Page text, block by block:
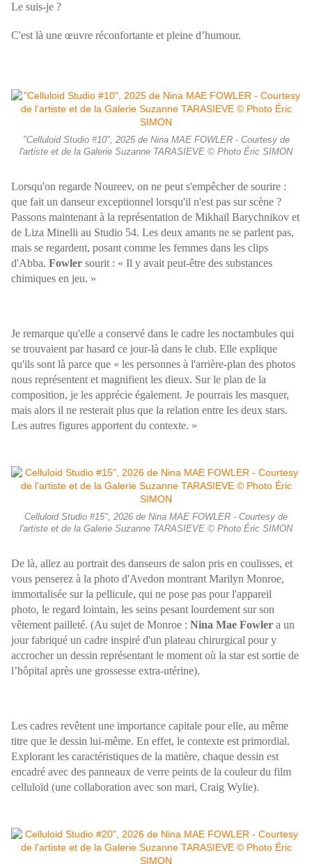
Le suis-je ?
C'est là une œuvre réconfortante et pleine d’humour.
"Celluloid Studio #10", 2025 de Nina MAE FOWLER - Courtesy de
l'artiste et de la Galerie Suzanne TARASIEVE © Photo Éric SIMON
Lorsqu'on regarde Noureev, on ne peut s'empêcher de sourire :
que fait un danseur exceptionnel lorsqu'il n'est pas sur scène ?
Passons maintenant à la représentation de Mikhaïl Barychnikov et
de Liza Minelli au Studio 54. Les deux amants ne se parlent pas,
mais se regardent, posant comme les femmes dans les clips
d'Abba. Fowler sourit : « Il y avait peut-être des substances
chimiques en jeu. »
Je remarque qu'elle a conservé dans le cadre les noctambules qui
se trouvaient par hasard ce jour-là dans le club. Elle explique
qu'ils sont là parce que « les personnes à l'arrière-plan des photos
nous représentent et magnifient les dieux. Sur le plan de la
composition, je les apprécie également. Je pourrais les masquer,
mais alors il ne resterait plus que la relation entre les deux stars.
Les autres figures apportent du contexte. »
Celluloid Studio #15", 2026 de Nina MAE FOWLER - Courtesy de
l'artiste et de la Galerie Suzanne TARASIEVE © Photo Éric SIMON
De là, allez au portrait des danseurs de salon pris en coulisses, et
vous penserez à la photo d'Avedon montrant Marilyn Monroe,
immortalisée sur la pellicule, qui ne pose pas pour l'appareil
photo, le regard lointain, les seins pesant lourdement sur son
vêtement pailleté. (Au sujet de Monroe : Nina Mae Fowler a un
jour fabriqué un cadre inspiré d'un plateau chirurgical pour y
accrocher un dessin représentant le moment où la star est sortie de
l’hôpital après une grossesse extra-utérine).
Les cadres revêtent une importance capitale pour elle, au même
titre que le dessin lui-même. En effet, le contexte est primordial.
Explorant les caractéristiques de la matière, chaque dessin est
encadré avec des panneaux de verre peints de la couleur du film
celluloïd (une collaboration avec son mari, Craig Wylie).